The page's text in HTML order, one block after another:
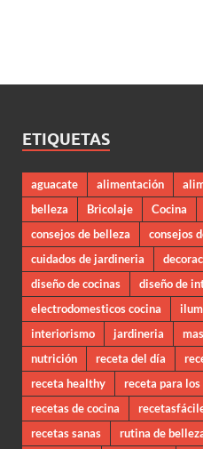
ETIQUETAS
aguacate alimentación
belleza
Bricolaje Cocina
consejos de belleza
consejos
cuidados de jardineria
diseño de cocinas
diseño de
electrodomesticos cocina
interiorismo
jardineria
nutrición
receta del día
receta healthy
receta para los
recetas de cocina
recetas sanas
rutina de